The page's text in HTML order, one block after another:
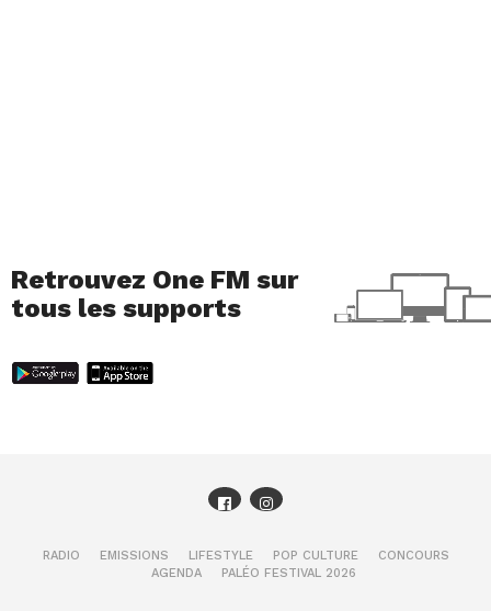
Retrouvez One FM sur
tous les supports
RADIO EMISSIONS LIFESTYLE POP CULTURE
CONCOURS
AGENDA
PALÉO FESTIVAL 2026